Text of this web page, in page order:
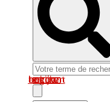
Log in om uw account te bekijken